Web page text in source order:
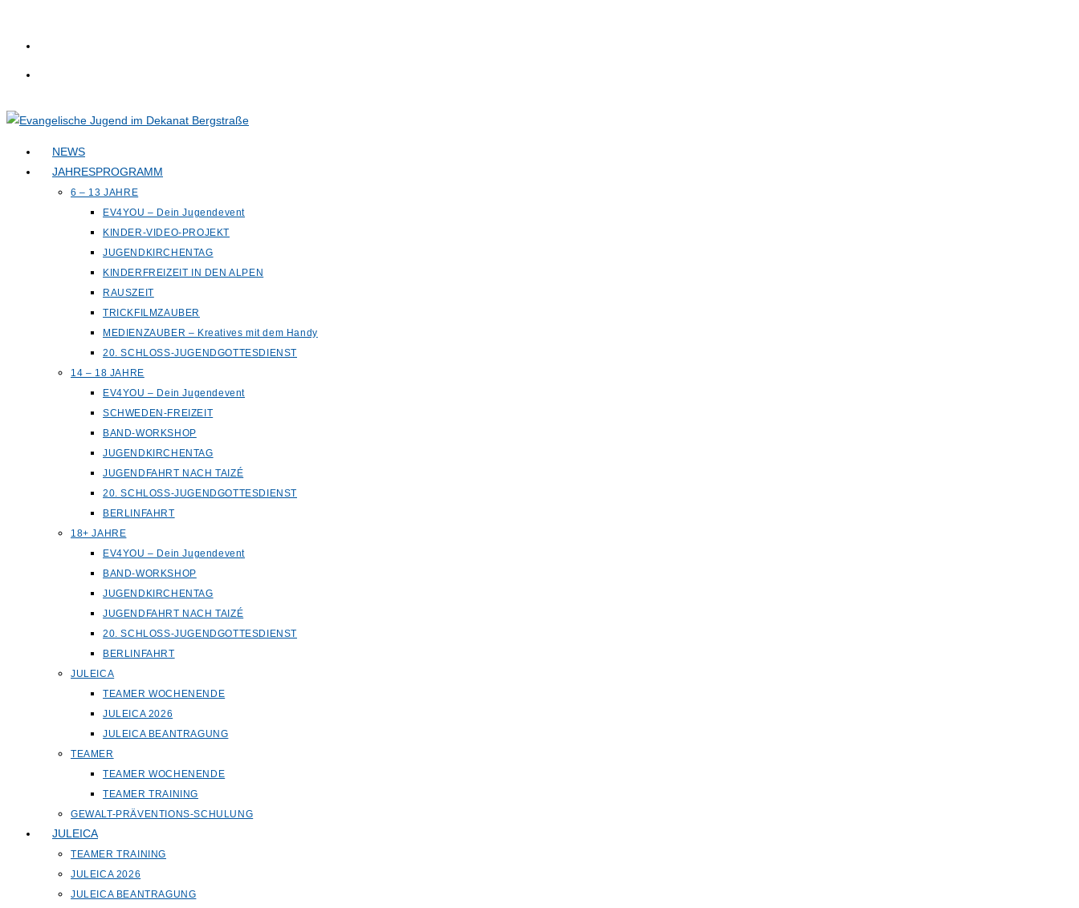
NEWS
JAHRESPROGRAMM
6 – 13 JAHRE
EV4YOU – Dein Jugendevent
KINDER-VIDEO-PROJEKT
JUGENDKIRCHENTAG
KINDERFREIZEIT IN DEN ALPEN
RAUSZEIT
TRICKFILMZAUBER
MEDIENZAUBER – Kreatives mit dem Handy
20. SCHLOSS-JUGENDGOTTESDIENST
14 – 18 JAHRE
EV4YOU – Dein Jugendevent
SCHWEDEN-FREIZEIT
BAND-WORKSHOP
JUGENDKIRCHENTAG
JUGENDFAHRT NACH TAIZÉ
20. SCHLOSS-JUGENDGOTTESDIENST
BERLINFAHRT
18+ JAHRE
EV4YOU – Dein Jugendevent
BAND-WORKSHOP
JUGENDKIRCHENTAG
JUGENDFAHRT NACH TAIZÉ
20. SCHLOSS-JUGENDGOTTESDIENST
BERLINFAHRT
JULEICA
TEAMER WOCHENENDE
JULEICA 2026
JULEICA BEANTRAGUNG
TEAMER
TEAMER WOCHENENDE
TEAMER TRAINING
GEWALT-PRÄVENTIONS-SCHULUNG
JULEICA
TEAMER TRAINING
JULEICA 2026
JULEICA BEANTRAGUNG